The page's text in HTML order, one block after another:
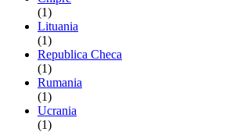
(1)
Lituania
(1)
Republica Checa
(1)
Rumania
(1)
Ucrania
(1)